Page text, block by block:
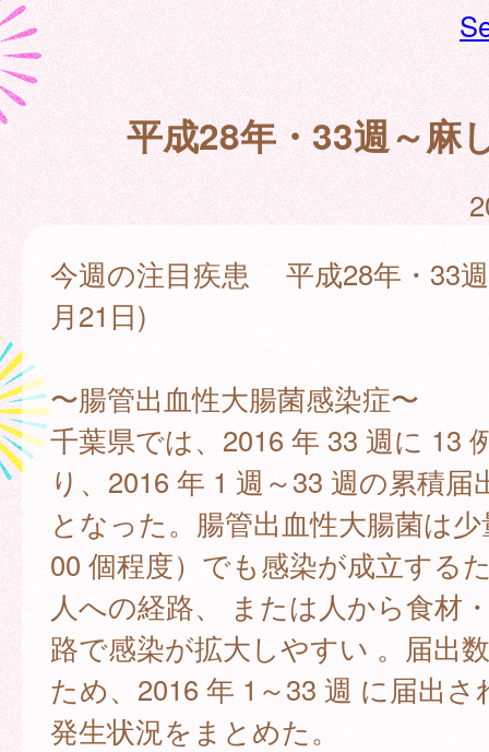
平成28年・33週～麻
今週の注目疾患 平成28年・33
月21日)
〜腸管出血性大腸菌感染症〜
千葉県では、2016 年 33 週に 13
り、2016 年 1 週～33 週の累積届
となった。腸管出血性大腸菌は
00 個程度）でも感染が成立する
人への経路、 または人から食材
路で感染が拡大しやすい 。届出
ため、2016 年 1～33 週 に届出さ
発生状況をまとめた。